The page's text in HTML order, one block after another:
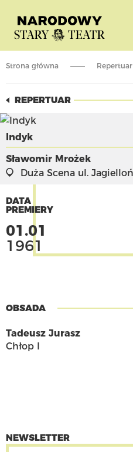
Strona główna Repertuar
REPERTUAR
Indyk
Sławomir Mrożek
Duża Scena ul.
DATA
PREMIERY
01.01
1961
OBSADA
Tadeusz Jurasz
Chłop I
NEWSLETTER